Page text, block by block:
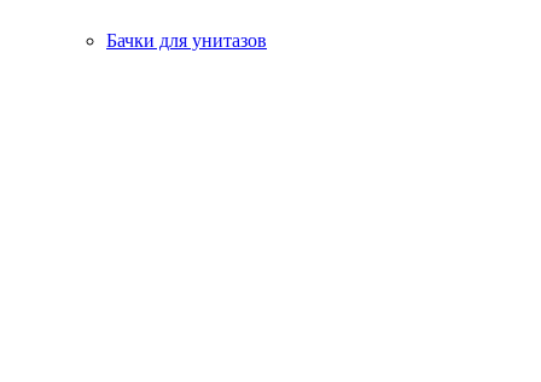
Бачки для унитазов